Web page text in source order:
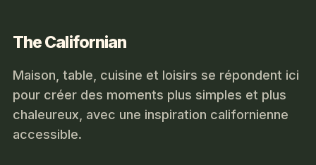
The Californian
Maison, table, cuisine et loisirs se répondent ici
pour créer des moments plus simples et plus
chaleureux, avec une inspiration californienne
accessible.